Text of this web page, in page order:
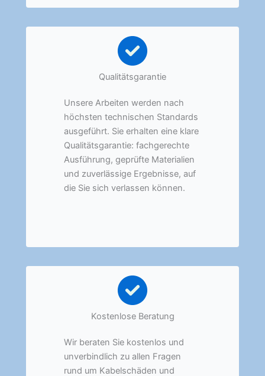
Qualitätsgarantie
Unsere Arbeiten werden nach
höchsten technischen Standards
ausgeführt. Sie erhalten eine klare
Qualitätsgarantie: fachgerechte
Ausführung, geprüfte Materialien
und zuverlässige Ergebnisse, auf
die Sie sich verlassen können.
Kostenlose Beratung
Wir beraten Sie kostenlos und
unverbindlich zu allen Fragen
rund um Kabelschäden und